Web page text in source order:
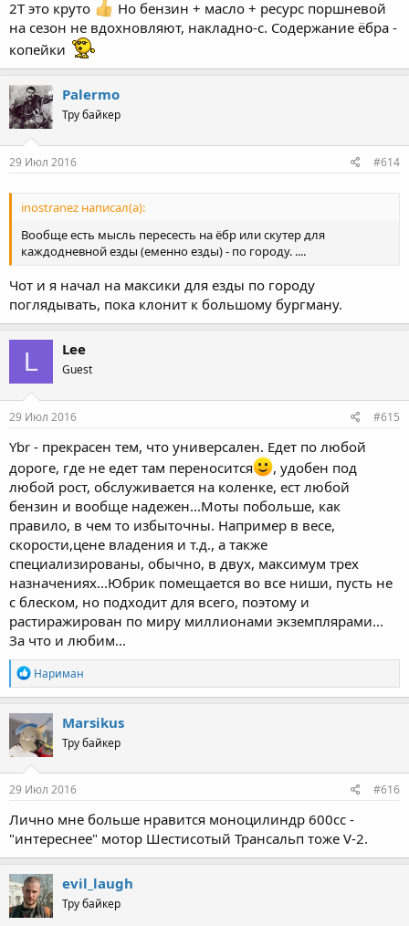
2Т это круто
Но бензин + масло + ресурс поршневой
на сезон не вдохновляют, накладно-с. Содержание ёбра -
копейки
Palermo
Тру байкер
29 Июл 2016 #614
inostranez написал(а):
Вообще есть мысль пересесть на ёбр или скутер для
каждодневной езды (еменно езды) - по городу. ....
Чот и я начал на максики для езды по городу
поглядывать, пока клонит к большому бургману.
L Lee
Guest
29 Июл 2016 #615
Ybr - прекрасен тем, что универсален. Едет по любой
дороге, где не едет там переносится
, удобен под
любой рост, обслуживается на коленке, ест любой
бензин и вообще надежен...Моты побольше, как
правило, в чем то избыточны. Например в весе,
скорости,цене владения и т.д., а также
специализированы, обычно, в двух, максимум трех
назначениях...Юбрик помещается во все ниши, пусть не
с блеском, но подходит для всего, поэтому и
растиражирован по миру миллионами экземплярами...
За что и любим...
R
e
a
c
t
i
o
n
s
Нариман
Marsikus
Тру байкер
29 Июл 2016 #616
Лично мне больше нравится моноцилиндр 600сс -
"интереснее" мотор Шестисотый Трансальп тоже V-2.
evil_laugh
Тру байкер